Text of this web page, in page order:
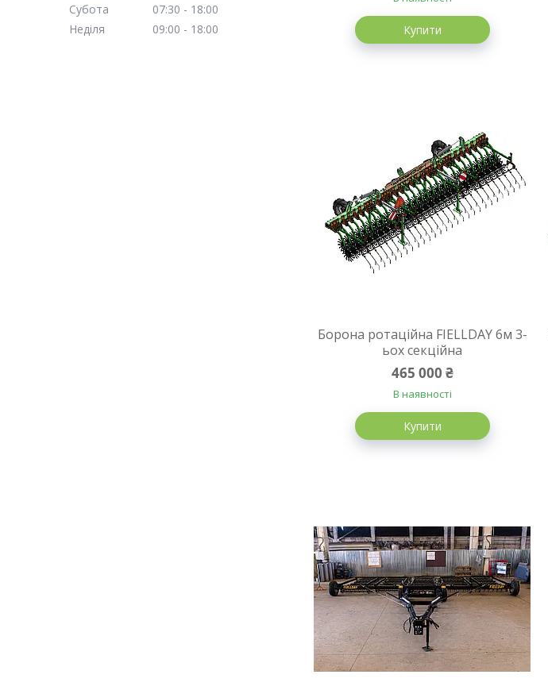
Купити
Борона ротаційна FIELLDAY 6м 3-
ьох секційна
465 000 ₴
В наявності
Купити
Субота
07:30
18:00
Неділя
09:00 18:00